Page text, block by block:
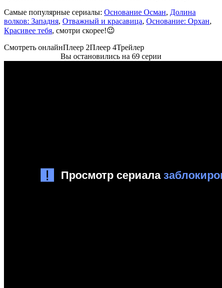
Самые популярные сериалы: Основание Осман, Долина
волков: Западня, Отважный и красавица, Основание: Орхан,
Красивее тебя, смотри скорее!😉
Смотреть онлайнПлеер 2Плеер 4Трейлер
Вы остановились на 69 серии